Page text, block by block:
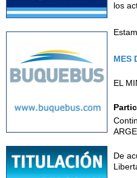
los
MES
EL
De